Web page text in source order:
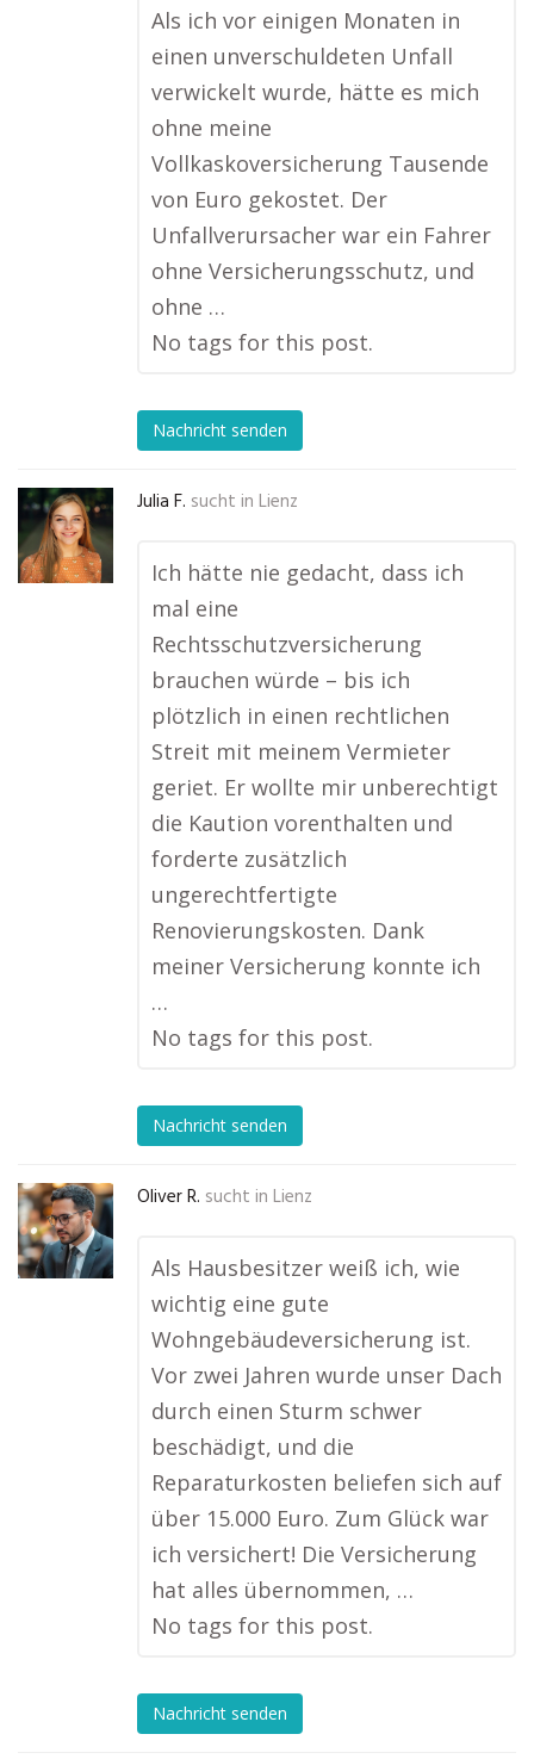
Als ich vor einigen Monaten in
einen unverschuldeten Unfall
verwickelt wurde, hätte es mich
ohne meine
Vollkaskoversicherung Tausende
von Euro gekostet. Der
Unfallverursacher war ein Fahrer
ohne Versicherungsschutz, und
ohne …
No tags for this post.
Nachricht senden
Julia F. sucht in Lienz
Ich hätte nie gedacht, dass ich
mal eine
Rechtsschutzversicherung
brauchen würde – bis ich
plötzlich in einen rechtlichen
Streit mit meinem Vermieter
geriet. Er wollte mir unberechtigt
die Kaution vorenthalten und
forderte zusätzlich
ungerechtfertigte
Renovierungskosten. Dank
meiner Versicherung konnte ich
…
No tags for this post.
Nachricht senden
Oliver R. sucht in Lienz
Als Hausbesitzer weiß ich, wie
wichtig eine gute
Wohngebäudeversicherung ist.
Vor zwei Jahren wurde unser Dach
durch einen Sturm schwer
beschädigt, und die
Reparaturkosten beliefen sich auf
über 15.000 Euro. Zum Glück war
ich versichert! Die Versicherung
hat alles übernommen, …
No tags for this post.
Nachricht senden